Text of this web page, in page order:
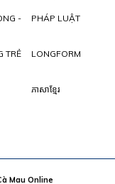
-
PHÁP LUẬT
TRẺ LONGFORM
ភាសាខ្មែរ
Mau Online